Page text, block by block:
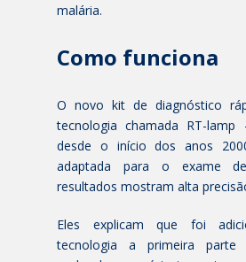
malária.
Como funciona
O novo kit de diagnóstico
tecnologia chamada RT-
desde o início dos anos
adaptada para o exame
resultados mostram alta
Eles explicam que foi
tecnologia a primeira parte